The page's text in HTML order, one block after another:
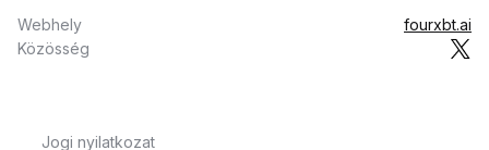
Webhely
fourxbt.ai
Közösség
Jogi nyilatkozat